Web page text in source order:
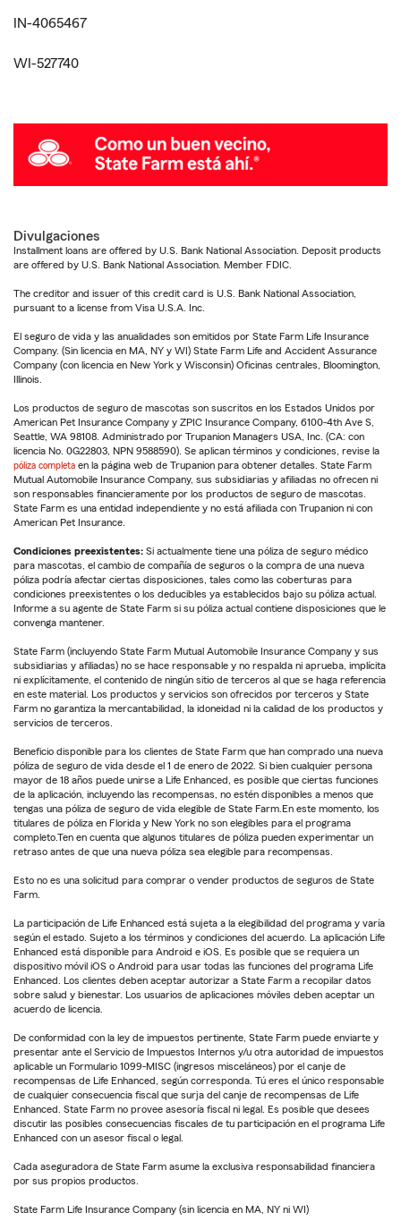
IN-4065467
WI-527740
Divulgaciones
Installment loans are offered by U.S. Bank National Association. Deposit products
are offered by U.S. Bank National Association. Member FDIC.
The creditor and issuer of this credit card is U.S. Bank National Association,
pursuant to a license from Visa U.S.A. Inc.
El seguro de vida y las anualidades son emitidos por State Farm Life Insurance
Company. (Sin licencia en MA, NY y WI) State Farm Life and Accident Assurance
Company (con licencia en New York y Wisconsin) Oficinas centrales, Bloomington,
Illinois.
Los productos de seguro de mascotas son suscritos en los Estados Unidos por
American Pet Insurance Company y ZPIC Insurance Company, 6100-4th Ave S,
Seattle, WA 98108. Administrado por Trupanion Managers USA, Inc. (CA: con
licencia No. 0G22803, NPN 9588590). Se aplican términos y condiciones, revise la
póliza completa en la página web de Trupanion para obtener detalles. State Farm
Mutual Automobile Insurance Company, sus subsidiarias y afiliadas no ofrecen ni
son responsables financieramente por los productos de seguro de mascotas.
State Farm es una entidad independiente y no está afiliada con Trupanion ni con
American Pet Insurance.
Condiciones preexistentes: Si actualmente tiene una póliza de seguro médico
para mascotas, el cambio de compañía de seguros o la compra de una nueva
póliza podría afectar ciertas disposiciones, tales como las coberturas para
condiciones preexistentes o los deducibles ya establecidos bajo su póliza actual.
Informe a su agente de State Farm si su póliza actual contiene disposiciones que le
convenga mantener.
State Farm (incluyendo State Farm Mutual Automobile Insurance Company y sus
subsidiarias y afiliadas) no se hace responsable y no respalda ni aprueba, implícita
ni explícitamente, el contenido de ningún sitio de terceros al que se haga referencia
en este material. Los productos y servicios son ofrecidos por terceros y State
Farm no garantiza la mercantabilidad, la idoneidad ni la calidad de los productos y
servicios de terceros.
Beneficio disponible para los clientes de State Farm que han comprado una nueva
póliza de seguro de vida desde el 1 de enero de 2022. Si bien cualquier persona
mayor de 18 años puede unirse a Life Enhanced, es posible que ciertas funciones
de la aplicación, incluyendo las recompensas, no estén disponibles a menos que
tengas una póliza de seguro de vida elegible de State Farm.En este momento, los
titulares de póliza en Florida y New York no son elegibles para el programa
completo.Ten en cuenta que algunos titulares de póliza pueden experimentar un
retraso antes de que una nueva póliza sea elegible para recompensas.
Esto no es una solicitud para comprar o vender productos de seguros de State
Farm.
La participación de Life Enhanced está sujeta a la elegibilidad del programa y varía
según el estado. Sujeto a los términos y condiciones del acuerdo. La aplicación Life
Enhanced está disponible para Android e iOS. Es posible que se requiera un
dispositivo móvil iOS o Android para usar todas las funciones del programa Life
Enhanced. Los clientes deben aceptar autorizar a State Farm a recopilar datos
sobre salud y bienestar. Los usuarios de aplicaciones móviles deben aceptar un
acuerdo de licencia.
De conformidad con la ley de impuestos pertinente, State Farm puede enviarte y
presentar ante el Servicio de Impuestos Internos y/u otra autoridad de impuestos
aplicable un Formulario 1099-MISC (ingresos misceláneos) por el canje de
recompensas de Life Enhanced, según corresponda. Tú eres el único responsable
de cualquier consecuencia fiscal que surja del canje de recompensas de Life
Enhanced. State Farm no provee asesoría fiscal ni legal. Es posible que desees
discutir las posibles consecuencias fiscales de tu participación en el programa Life
Enhanced con un asesor fiscal o legal.
Cada aseguradora de State Farm asume la exclusiva responsabilidad financiera
por sus propios productos.
State Farm Life Insurance Company (sin licencia en MA, NY ni WI)